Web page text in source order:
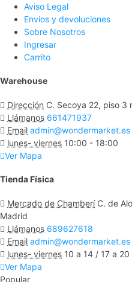
Aviso Legal
Envios y devoluciones
Sobre Nosotros
Ingresar
Carrito
Warehouse
Dirección C. Secoya 22, piso
Llámanos 661471937
Email admin@wondermarket.es
lunes- viernes 10:00 - 18:00
Ver Mapa
Tienda Física
Mercado de Chamberí C. de
Madrid
Llámanos 689627618
Email admin@wondermarket.es
lunes- viernes 10 a 14 / 17 a
Ver Mapa
Popular